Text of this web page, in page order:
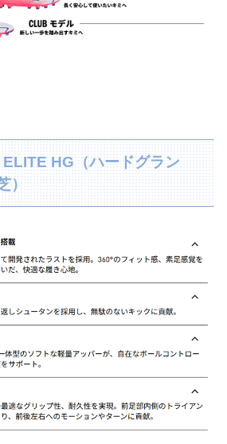
ELITE HG（ハードグラン
）